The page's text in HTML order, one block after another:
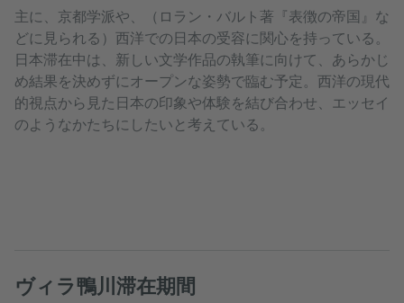
主に、京都学派や、（ロラン・バルト著『表徴の帝国』な
どに見られる）西洋での日本の受容に関心を持っている。
日本滞在中は、新しい文学作品の執筆に向けて、あらかじ
め結果を決めずにオープンな姿勢で臨む予定。西洋の現代
的視点から見た日本の印象や体験を結び合わせ、エッセイ
のようなかたちにしたいと考えている。
ヴィラ鴨川滞在期間